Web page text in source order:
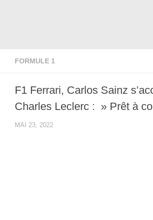
FORMULE 1
F1 Ferrari, Carlos Sainz
Charles Leclerc : » Prêt à
MAI 23, 2022